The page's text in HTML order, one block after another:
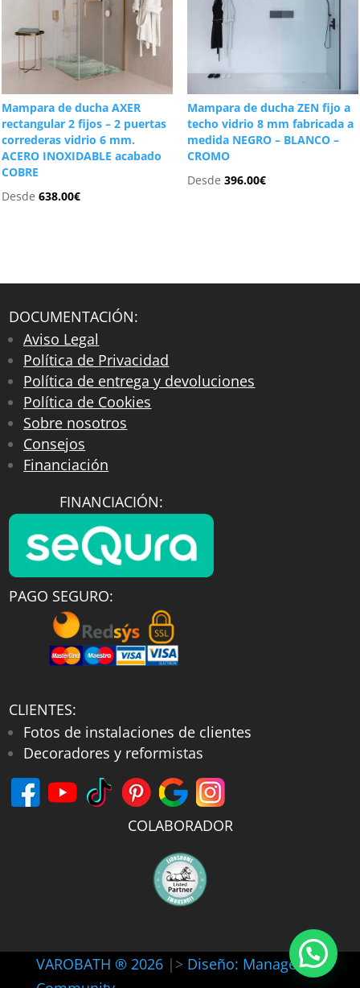
Mampara de ducha AXER
rectangular 2 fijos – 2 puertas
correderas vidrio 6 mm.
ACERO INOXIDABLE acabado
COBRE
Desde638.00€
Mampara de ducha ZEN fijo a
techo vidrio 8 mm fabricada a
medida NEGRO – BLANCO –
CROMO
Desde 396.00€
DOCUMENTACIÓN:
Aviso Legal
Política de Privacidad
Política de entrega y devoluciones
Política de Cookies
Sobre nosotros
Consejos
Financiación
FINANCIACIÓN:
PAGO SEGURO:
CLIENTES:
Fotos de instalaciones de clientes
Decoradores y reformistas
COLABORADOR
VAROBATH ® 2026 |> Diseño: Manager-